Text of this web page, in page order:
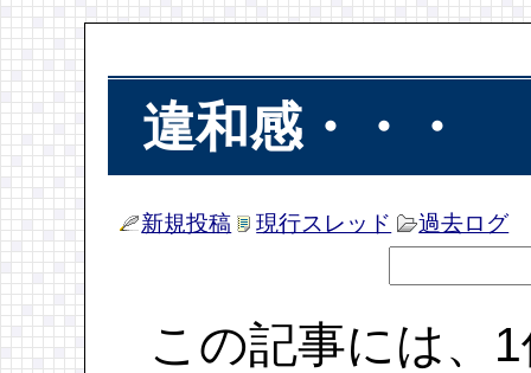
違和感・・・
新規投稿 現行スレッド 過去ログ
この記事には、